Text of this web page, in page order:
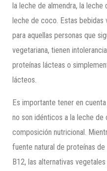
la leche de almendra, la leche
leche de coco. Estas
para aquellas personas que
vegetariana, tienen
proteínas lácteas o
lácteos.
Es importante tener en
no son idénticos a la leche de
composición nutricional.
fuente natural de proteínas
B12, las alternativas